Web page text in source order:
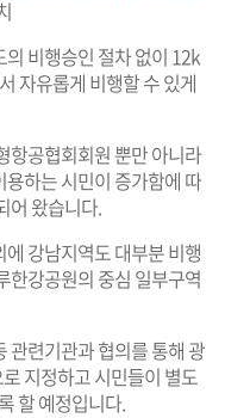
의 비행승인 절차 없이 12k
자유롭게 비행할 수 있게
항공협회회원 뿐만 아니라
하는 시민이 증가함에 따
어 왔습니다.
강남지역도 대부분 비행
한강공원의 중심 일부구역
관련기관과 협의를 통해 광
지정하고 시민들이 별도
할 예정입니다.